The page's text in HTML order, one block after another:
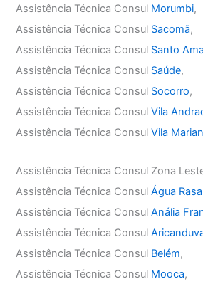
Assistência Técnica Consul Morumbi,
Assistência Técnica Consul Sacomã,
Assistência Técnica Consul Santo
Assistência Técnica Consul Saúde,
Assistência Técnica Consul Socorro,
Assistência Técnica ConsulVila
Assistência Técnica ConsulVila
Assistência Técnica Consul Zona
Assistência Técnica ConsulÁgua Rasa
Assistência Técnica ConsulAnália
Assistência Técnica Consul
Assistência Técnica Consul Belém,
Assistência Técnica Consul Mooca,